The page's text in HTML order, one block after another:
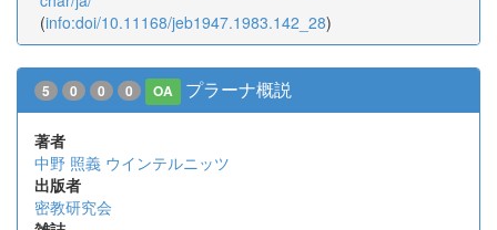
(info:doi/10.11168/jeb1947.1983.142_28)
5 0 0 0 OA プラーナ概説
著者
中野 照義 ウインテルニッツ
出版者
密教研究会